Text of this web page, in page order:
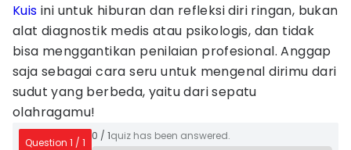
Kuis ini untuk hiburan dan refleksi diri ringan, bukan
alat diagnostik medis atau psikologis, dan tidak
bisa menggantikan penilaian profesional. Anggap
saja sebagai cara seru untuk mengenal dirimu dari
sudut yang berbeda, yaitu dari sepatu
olahragamu!
Question 1 / 1
0 / 1quiz has been answered.